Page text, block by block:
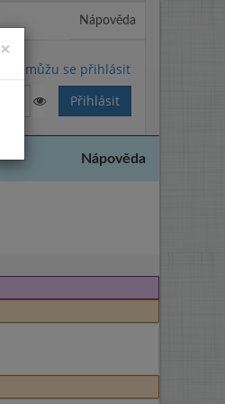
Nápověda
Nemůžu se přihlásit
Nápověda
×